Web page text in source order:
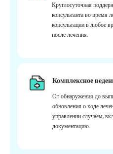
Круглосуточная
консультанта во время
консультации в любое
после лечения.
Комплексное
От обнаружения до
обновления о ходе
управлении случаем,
документацию.